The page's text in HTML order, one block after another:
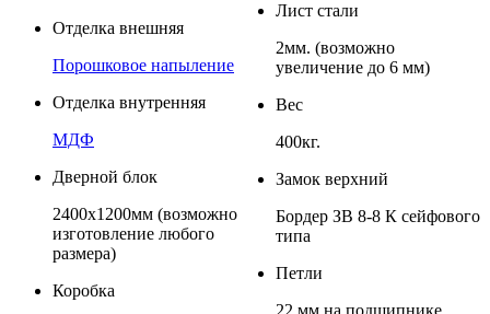
Отделка внешняя
Порошковое напыление
Отделка внутренняя
МДФ
Дверной блок
2400x1200мм (возможно
изготовление любого
размера)
Коробка
Лист стали
2мм. (возможно
увеличение до 6 мм)
Вес
400кг.
Замок верхний
Бордер ЗВ 8-8 К сейфового
типа
Петли